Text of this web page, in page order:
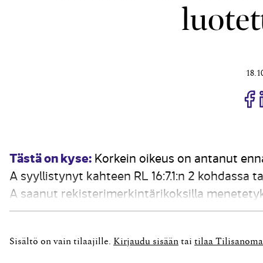
Tästä on kyse: Korkein oikeus on antanut
A syyllistynyt kahteen RL 16:7.1:n 2
A saanut rekisterimerkintärikoksilla
aiheuttaakseen oikeudellisesti
Sisältö on vain tilaajille. Kirjaudu sisään tai tilaa